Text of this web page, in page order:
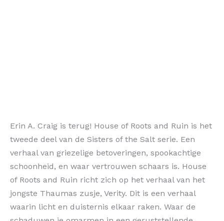
Erin A. Craig is terug! House of Roots and Ruin is het
tweede deel van de Sisters of the Salt serie. Een
verhaal van griezelige betoveringen, spookachtige
schoonheid, en waar vertrouwen schaars is. House
of Roots and Ruin richt zich op het verhaal van het
jongste Thaumas zusje, Verity. Dit is een verhaal
waarin licht en duisternis elkaar raken. Waar de